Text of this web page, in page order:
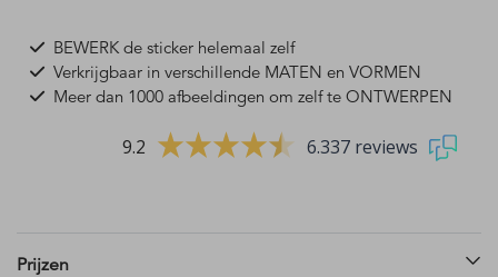
BEWERK de sticker helemaal zelf
Verkrijgbaar in verschillende MATEN en VORMEN
Meer dan 1000 afbeeldingen om zelf te ONTWERPEN
9.2 6.337 reviews
Prijzen